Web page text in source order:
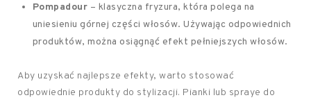
Pompadour – klasyczna fryzura, która polega na
uniesieniu górnej części włosów. Używając odpowiednich
produktów, można osiągnąć efekt pełniejszych włosów.
Aby uzyskać najlepsze efekty, warto stosować
odpowiednie produkty do stylizacji. Pianki lub spraye do